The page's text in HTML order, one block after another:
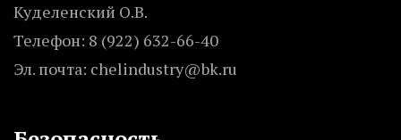
Куделенский О.В.
Телефон: 8 (922) 632-66-40
Эл. почта: chelindustry@bk.ru